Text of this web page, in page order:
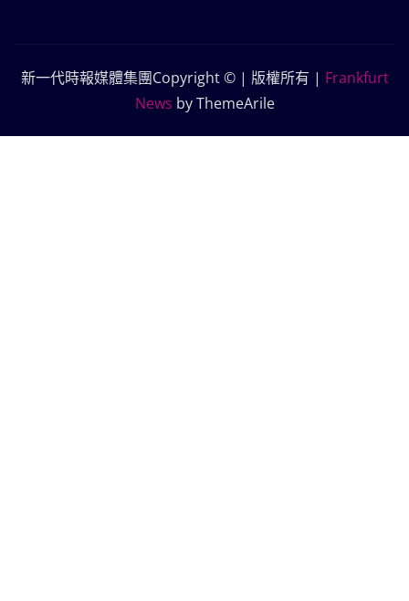
新一代時報媒體集團Copyright © | 版權所有 | Frankfurt
News by ThemeArile